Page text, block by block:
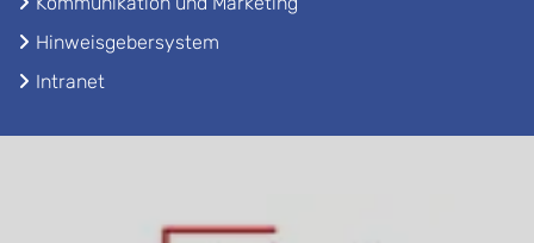
Hinweisgebersystem
Intranet